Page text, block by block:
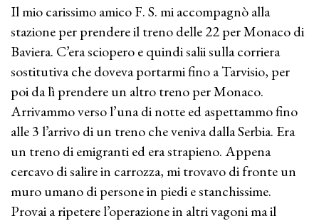
Il mio carissimo amico F. S. mi accompagnò alla
stazione per prendere il treno delle 22 per Monaco di
Baviera. C’era sciopero e quindi salii sulla corriera
sostitutiva che doveva portarmi fino a Tarvisio, per
poi da lì prendere un altro treno per Monaco.
Arrivammo verso l’una di notte ed aspettammo fino
alle 3 l’arrivo di un treno che veniva dalla Serbia. Era
un treno di emigranti ed era strapieno. Appena
cercavo di salire in carrozza, mi trovavo di fronte un
muro umano di persone in piedi e stanchissime.
Provai a ripetere l’operazione in altri vagoni ma il